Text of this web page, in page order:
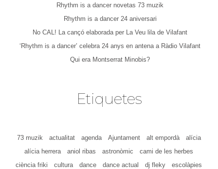
Rhythm is a dancer novetas 73 muzik
Rhythm is a dancer 24 aniversari
No CAL! La cançó elaborada per La Veu lila de Vilafant
‘Rhythm is a dancer’ celebra 24 anys en antena a Ràdio Vilafant
Qui era Montserrat Minobis?
Etiquetes
73 muzik actualitat agenda Ajuntament alt empordà
alícia
alícia herrera
aniol ribas astronòmic
cami de les herbes
ciència friki
cultura dance dance actual dj fleky
escolàpies